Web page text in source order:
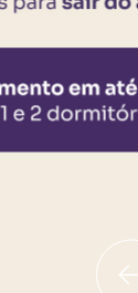
Barra Funda